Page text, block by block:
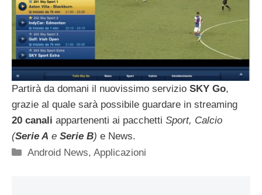
Partirà da domani il nuovissimo servizio SKY Go,
grazie al quale sarà possibile guardare in streaming
20 canali appartenenti ai pacchetti Sport, Calcio
(Serie A e Serie B) e News.
Categorie
Android News,Applicazioni